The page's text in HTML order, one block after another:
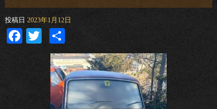
投稿日 2023年1月12日
Facebook
Twitter
共
有